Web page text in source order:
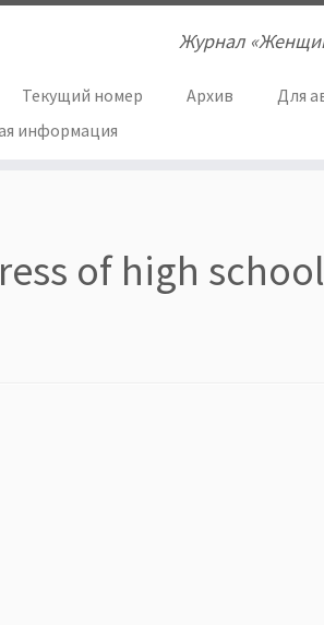
Журнал
Текущий номер Архив
Для
информация
of high